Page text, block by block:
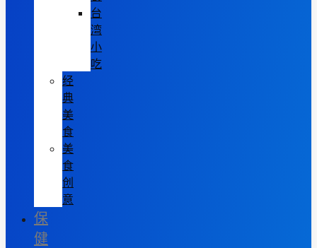
台
湾
小
吃
经
典
美
食
美
食
创
意
保
健